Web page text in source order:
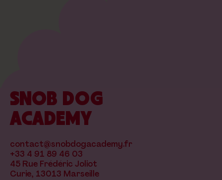
SNOB DOG
ACADEMY
contact@snobdogacademy.fr
+33 4 91 89 46 03
45 Rue Frédéric Joliot
Curie, 13013 Marseille